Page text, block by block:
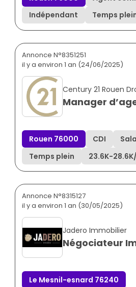
Indépendant
Temps
Annonce N°8351251
il y a environ 1 an (24/06/2025)
Century 21 Rouen
Manager
Rouen 76000 CDI
Temps plein
23.6K-28.6K
Annonce N°8315127
il y a environ 1 an (30/05/2025)
Jadero Immobilier
Négociateur
Le Mesnil-esnard 76240